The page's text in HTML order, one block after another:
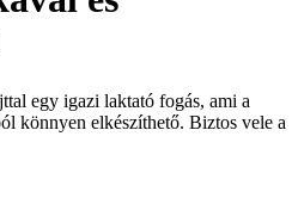
egy igazi laktató fogás, ami a
könnyen elkészíthető. Biztos vele a